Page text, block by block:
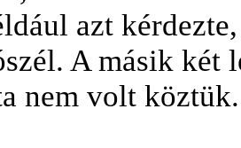
azt
A másik két
nem volt köztük.